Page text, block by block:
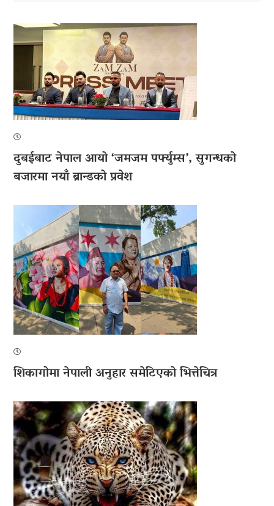
दुबईबाट नेपाल आयो ‘जमजम पर्फ्युम्स’, सुगन्धको
बजारमा नयाँ ब्रान्डको प्रवेश
शिकागोमा नेपाली अनुहार समेटिएको भित्तेचित्र